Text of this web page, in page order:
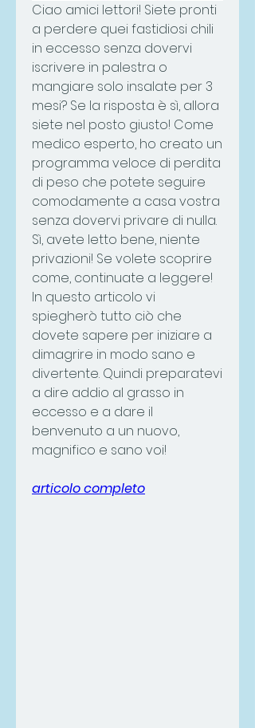
Ciao amici lettori! Siete pronti
a perdere quei fastidiosi chili
in eccesso senza dovervi
iscrivere in palestra o
mangiare solo insalate per 3
mesi? Se la risposta è sì, allora
siete nel posto giusto! Come
medico esperto, ho creato un
programma veloce di perdita
di peso che potete seguire
comodamente a casa vostra
senza dovervi privare di nulla.
Sì, avete letto bene, niente
privazioni! Se volete scoprire
come, continuate a leggere!
In questo articolo vi
spiegherò tutto ciò che
dovete sapere per iniziare a
dimagrire in modo sano e
divertente. Quindi preparatevi
a dire addio al grasso in
eccesso e a dare il
benvenuto a un nuovo,
magnifico e sano voi!
articolo completo